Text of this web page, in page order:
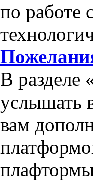
по работе
В разделе
услышать
вам